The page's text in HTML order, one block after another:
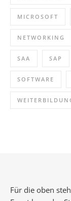
MICROSOFT
NETWORKING
SAA SAP
SOFTWARE
Für die oben